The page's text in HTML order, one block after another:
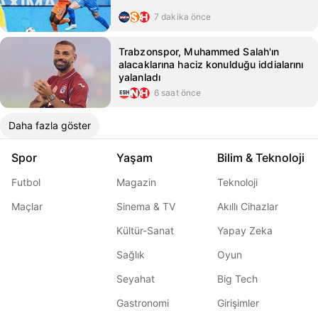
7 dakika önce
Trabzonspor, Muhammed Salah'ın
alacaklarına haciz konulduğu iddialarını
yalanladı
6 saat önce
Daha fazla göster
Spor
Futbol
Maçlar
Yaşam
Magazin
Sinema & TV
Kültür-Sanat
Sağlık
Seyahat
Gastronomi
Bilim & Teknoloji
Teknoloji
Akıllı Cihazlar
Yapay Zeka
Oyun
Big Tech
Girişimler